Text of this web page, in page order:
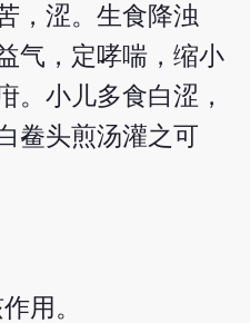
，涩。生食降浊
气，定哮喘，缩小
。小儿多食白涩，
鲞头煎汤灌之可
用。